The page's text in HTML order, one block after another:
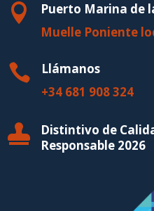

Puerto Marina de
Muelle Poniente

Llámanos
+34 681 908 324

Distintivo de
Responsable 2026